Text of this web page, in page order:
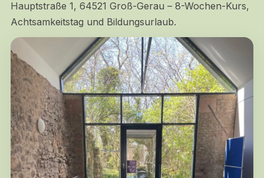
Hauptstraße 1, 64521 Groß-Gerau – 8-Wochen-Kurs,
Achtsamkeitstag und Bildungsurlaub.